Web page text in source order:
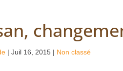
| Juil 16, 2015 | Non classé